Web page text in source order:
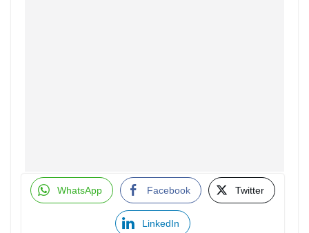
WhatsApp Facebook Twitter
LinkedIn